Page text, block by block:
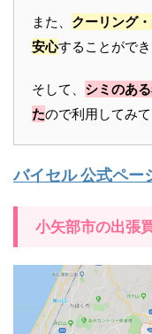
また、 クーリング
安心することができ
そして、 シミのあ
たので利用してみて
バイセル 公式ペー
小矢部市の出張